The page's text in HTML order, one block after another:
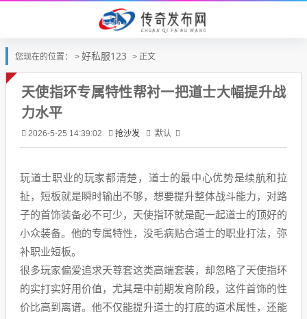
您现在的位置： > 好私服123 > 正文
天使指环专属特性帮衬一把道士大幅提升战
力水平
2026-5-25 14:39:02 抢沙发 默认
玩道士职业的玩家都清楚，道士的最中心优势是续航和拉
扯，短板就是瞬时输出不够，想要提升整体战斗能力，对路
子的首饰装备必不可少，天使指环就是配一起道士的顶好的
小众装备。他的专属特性，没毛病贴合道士的职业打法，弥
补职业短板。
很多玩家偏爱追求天尊套这类高端套装，却忽略了天使指环
的实打实好用价值，尤其是中前期发育阶段，这件首饰的性
价比高到离谱。他不仅能提升道士的打底的道术属性，还能